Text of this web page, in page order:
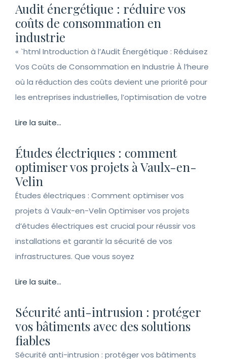
Audit énergétique : réduire vos
coûts de consommation en
industrie
« `html Introduction à l’Audit Énergétique : Réduisez
Vos Coûts de Consommation en Industrie À l’heure
où la réduction des coûts devient une priorité pour
les entreprises industrielles, l’optimisation de votre
Lire la suite...
Études électriques : comment
optimiser vos projets à Vaulx-en-
Velin
Études électriques : Comment optimiser vos
projets à Vaulx-en-Velin Optimiser vos projets
d’études électriques est crucial pour réussir vos
installations et garantir la sécurité de vos
infrastructures. Que vous soyez
Lire la suite...
Sécurité anti-intrusion : protéger
vos bâtiments avec des solutions
fiables
Sécurité anti-intrusion : protéger vos bâtiments